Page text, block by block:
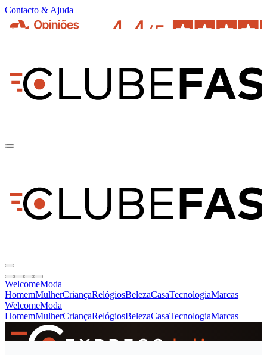
Contacto & Ajuda
WelcomeModa
HomemMulherCriançaRelógiosBelezaCasaTecnologiaMarcas
WelcomeModa
HomemMulherCriançaRelógiosBelezaCasaTecnologiaMarcas